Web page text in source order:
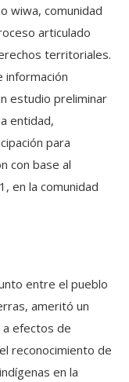
wiwa, comunidad
articulado
territoriales.
información
estudio preliminar
entidad,
para
con base al
en la comunidad
entre el pueblo
ameritó un
a efectos de
reconocimiento de
en la